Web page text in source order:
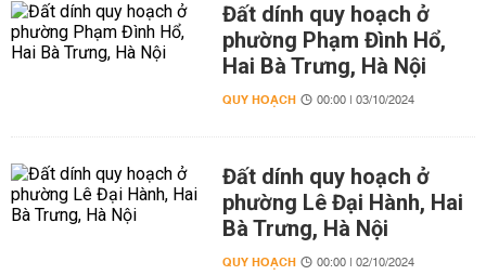
Đất dính quy hoạch ở
phường Phạm Đình Hổ,
Hai Bà Trưng, Hà Nội
QUY HOẠCH 00:00 | 03/10/2024
Đất dính quy hoạch ở
phường Lê Đại Hành, Hai
Bà Trưng, Hà Nội
QUY HOẠCH 00:00 | 02/10/2024